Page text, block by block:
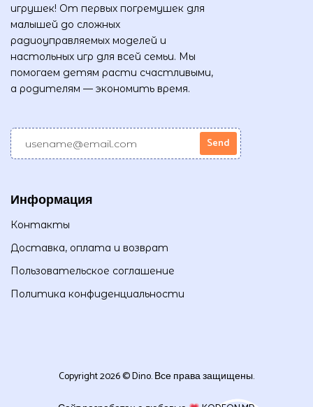
игрушек! От первых погремушек для
малышей до сложных
радиоуправляемых моделей и
настольных игр для всей семьи. Мы
помогаем детям расти счастливыми,
а родителям — экономить время.
Информация
Контакты
Доставка, оплата и возврат
Пользовательское соглашение
Политика конфиденциальности
Copyright 2026 © Dino. Все права защищены.